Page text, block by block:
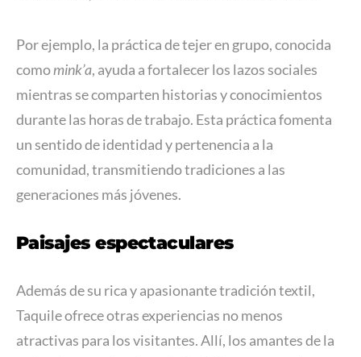
Por ejemplo, la práctica de tejer en grupo, conocida
comomink’a, ayuda a fortalecer los lazos sociales
mientras se comparten historias y conocimientos
durante las horas de trabajo. Esta práctica fomenta
un sentido de identidad y pertenencia a la
comunidad, transmitiendo tradiciones a las
generaciones más jóvenes.
Paisajes espectaculares
Además de su rica y apasionante tradición textil,
Taquile ofrece otras experiencias no menos
atractivas para los visitantes. Allí, los amantes de la